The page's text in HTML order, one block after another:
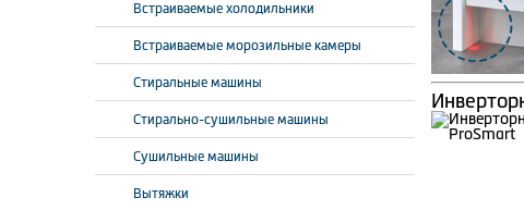
Климатическая техника
Встраиваемые холодильники
Встраиваемые морозильные камеры
Стиральные машины
Стирально-сушильные машины
Сушильные машины
Вытяжки